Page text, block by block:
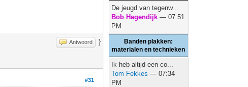
Antwoord }
#31
De jeugd van tegenw...
Bob Hagendijk — 07:51
PM
Banden plakken:
materialen en technieken
Ik heb altijd een co...
Tom Fekkes — 07:34
PM